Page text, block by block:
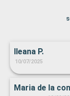
Ileana P.
10/07/2025
Maria de la